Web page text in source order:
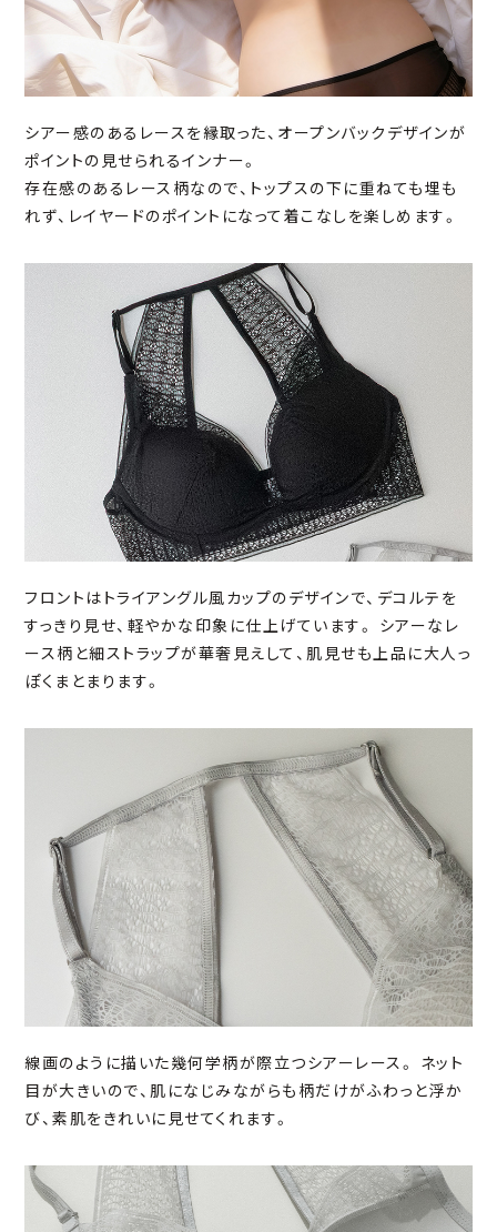
シアー感のあるレースを縁取った、オープンバックデザインが
ポイントの見せられるインナー。
存在感のあるレース柄なので、トップスの下に重ねても埋も
れず、レイヤードのポイントになって着こなしを楽しめます。
フロントはトライアングル風カップのデザインで、デコルテを
すっきり見せ、軽やかな印象に仕上げています。 シアーなレ
ース柄と細ストラップが華奢見えして、肌見せも上品に大人っ
ぽくまとまります。
線画のように描いた幾何学柄が際立つシアーレース。 ネット
目が大きいので、肌になじみながらも柄だけがふわっと浮か
び、素肌をきれいに見せてくれます。